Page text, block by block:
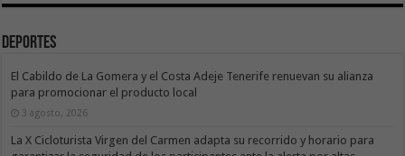
Deportes
El Cabildo de La Gomera y el Costa Adeje Tenerife renuevan su alianza
para promocionar el producto local
3 agosto, 2026
La X Cicloturista Virgen del Carmen adapta su recorrido y horario para